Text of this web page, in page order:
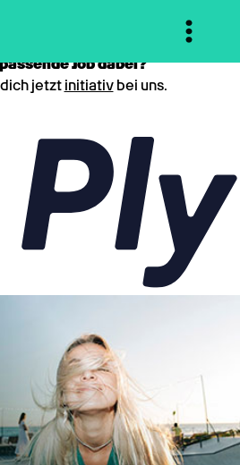
Job dabei?
jetzt initiativbei uns.